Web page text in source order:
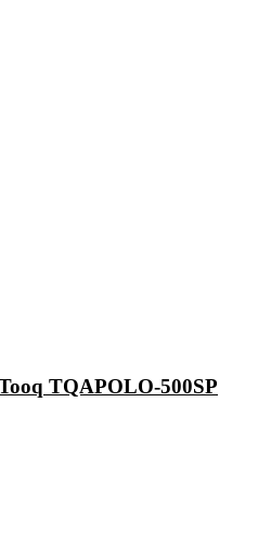
TQAPOLO-500SP